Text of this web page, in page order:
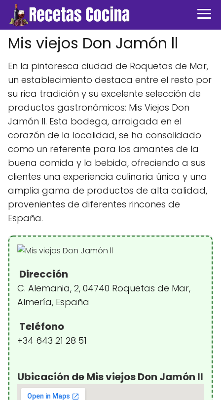
Mis viejos Don Jamón ll
En la pintoresca ciudad de Roquetas de Mar,
un establecimiento destaca entre el resto por
su rica tradición y su excelente selección de
productos gastronómicos: Mis Viejos Don
Jamón II. Esta bodega, arraigada en el
corazón de la localidad, se ha consolidado
como un referente para los amantes de la
buena comida y la bebida, ofreciendo a sus
clientes una experiencia culinaria única y una
amplia gama de productos de alta calidad,
provenientes de diferentes rincones de
España.
Dirección
C. Alemania, 2, 04740 Roquetas de Mar,
Almería, España
Teléfono
+34 643 21 28 51
Ubicación de Mis viejos Don Jamón ll